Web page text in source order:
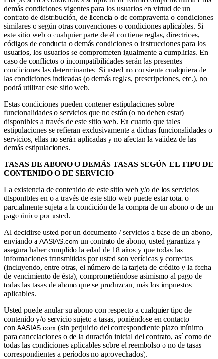
demás condiciones vigentes para los usuarios en virtud de un
contrato de distribución, de licencia o de compraventa o condiciones
similares o según otras convenciones o condiciones aplicables. Si
este sitio web o cualquier parte de él contiene reglas, directrices,
códigos de conducta o demás condiciones o instrucciones para los
usuarios, los usuarios se comprometen igualmente a cumplirlas. En
caso de conflictos o incompatibilidades serán las presentes
condiciones las determinantes. Si usted no consiente cualquiera de
las condiciones indicadas (o demás reglas, prescripciones, etc.), no
podrá utilizar este sitio web.
Estas condiciones pueden contener estipulaciones sobre
funcionalidades o servicios que no están (o no deben estar)
disponibles a través de este sitio web. En cuanto que tales
estipulaciones se refieran exclusivamente a dichas funcionalidades o
servicios, ellas no serán aplicadas y no afectan la validez de las
demás estipulaciones.
TASAS DE ABONO O DEMÁS TASAS SEGÚN EL TIPO DE
CONTENIDO O DE SERVICIO
La existencia de contenido de este sitio web y/o de los servicios
disponibles en o a través de este sitio web puede estar total o
parcialmente sujeta a la condición de la compra de un abono o de un
pago único por usted.
Al decidirse usted por un documento / servicios a base de un abono,
enviando a AASIAS.com un contrato de abono, usted garantiza y
asegura haber cumplido la edad de 18 años y que todas las
informaciones transmitidas por usted son verídicas y correctas
(incluyendo, entre otras, el número de la tarjeta de crédito y la fecha
de vencimiento de ésta), comprometiéndose asimismo al pago de
todas las tasas de abono que se produzcan, más los impuestos
aplicables.
Usted puede anular su abono con respecto a cualquier tipo de
contenido y/o servicio sujeto a tasas, poniéndose en contacto
con AASIAS.com (sin perjuicio del correspondiente plazo mínimo
para cancelaciones o de la duración inicial del contrato, así como de
todas las condiciones aplicables sobre el reembolso o no de tasas
correspondientes a períodos no aprovechados).